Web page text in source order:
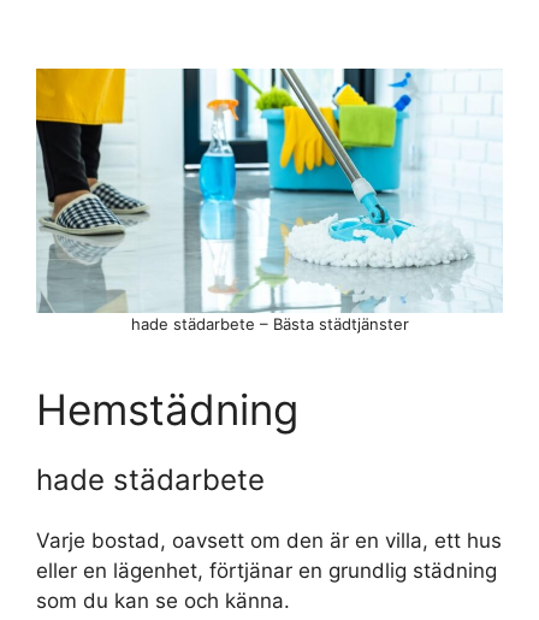
hade städarbete – Bästa städtjänster
Hemstädning
hade städarbete
Varje bostad, oavsett om den är en villa, ett hus
eller en lägenhet, förtjänar en grundlig städning
som du kan se och känna.